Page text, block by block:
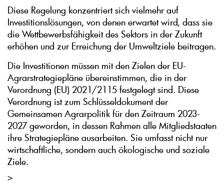
Diese Regelung konzentriert sich vielmehr auf
Investitionslösungen, von denen erwartet wird, dass sie
die Wettbewerbsfähigkeit des Sektors in der Zukunft
erhöhen und zur Erreichung der Umweltziele beitragen.
Die Investitionen müssen mit den Zielen der EU-
Agrarstrategiepläne übereinstimmen, die in der
Verordnung (EU) 2021/2115 festgelegt sind. Diese
Verordnung ist zum Schlüsseldokument der
Gemeinsamen Agrarpolitik für den Zeitraum 2023-
2027 geworden, in dessen Rahmen alle Mitgliedstaaten
ihre Strategiepläne ausarbeiten. Sie umfasst nicht nur
wirtschaftliche, sondern auch ökologische und soziale
Ziele.
>